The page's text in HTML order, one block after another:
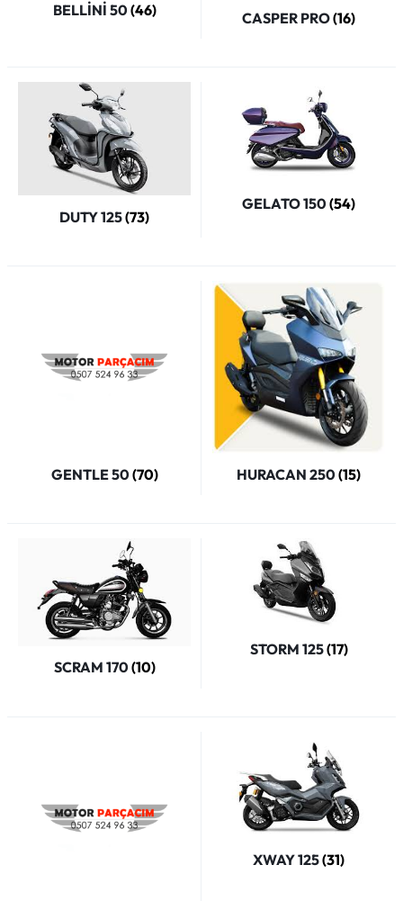
BELLİNİ 50(46) CASPER PRO(16)
DUTY 125(73)
GELATO 150(54)
GENTLE 50(70) HURACAN 250(15)
SCRAM 170(10)
STORM 125(17)
XWAY 125(31)